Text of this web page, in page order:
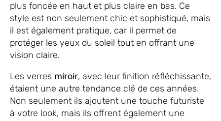
plus foncée en haut et plus claire en bas. Ce
style est non seulement chic et sophistiqué, mais
il est également pratique, car il permet de
protéger les yeux du soleil tout en offrant une
vision claire.
Les verres miroir, avec leur finition réfléchissante,
étaient une autre tendance clé de ces années.
Non seulement ils ajoutent une touche futuriste
à votre look, mais ils offrent également une